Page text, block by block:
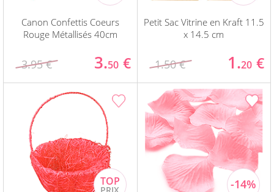
Canon Confettis Coeurs
Rouge Métallisés 40cm
3.95 € 3.50 €
Petit Sac Vitrine en Kraft 11.5
x 14.5 cm
1.50 € 1.20 €